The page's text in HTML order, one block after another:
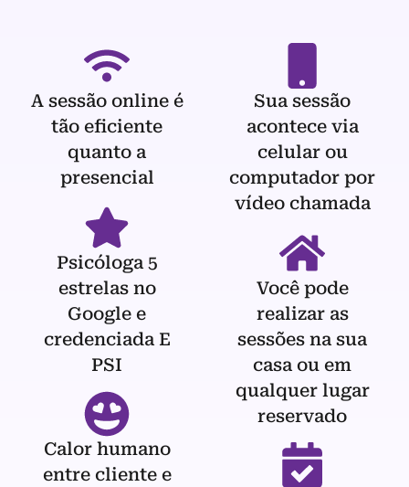
A sessão online é
tão eficiente
quanto a
presencial
Psicóloga 5
estrelas no
Google e
credenciada E
PSI
Calor humano
entre cliente e
Sua sessão
acontece via
celular ou
computador por
vídeo chamada
Você pode
realizar as
sessões na sua
casa ou em
qualquer lugar
reservado